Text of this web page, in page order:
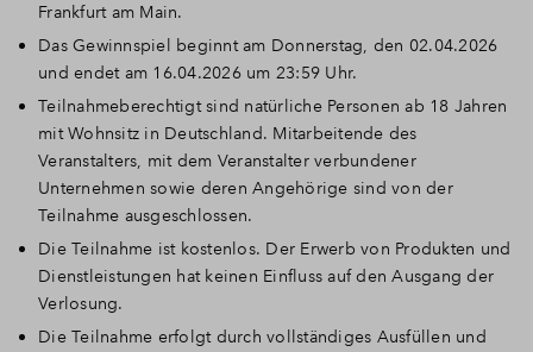
Frankfurt am Main.
Das Gewinnspiel beginnt am Donnerstag, den 02.04.2026
und endet am 16.04.2026 um 23:59 Uhr.
Teilnahmeberechtigt sind natürliche Personen ab 18 Jahren
mit Wohnsitz in Deutschland. Mitarbeitende des
Veranstalters, mit dem Veranstalter verbundener
Unternehmen sowie deren Angehörige sind von der
Teilnahme ausgeschlossen.
Die Teilnahme ist kostenlos. Der Erwerb von Produkten und
Dienstleistungen hat keinen Einfluss auf den Ausgang der
Verlosung.
Die Teilnahme erfolgt durch vollständiges Ausfüllen und